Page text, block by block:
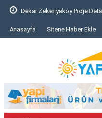
Dekar Zekeriyaköy Proje
Anasayfa Sitene Haber Ekle